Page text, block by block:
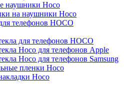
наушники Hoco
на наушники Hoco
телефонов HOCO
для телефонов HOCO
Hoco для телефонов Apple
Hoco для телефонов Samsung
пленки Hoco
Hoco